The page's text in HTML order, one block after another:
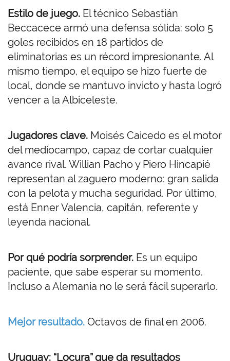
Estilo de juego. El técnico Sebastián
Beccacece armó una defensa sólida: solo 5
goles recibidos en 18 partidos de
eliminatorias es un récord impresionante. Al
mismo tiempo, el equipo se hizo fuerte de
local, donde se mantuvo invicto y hasta logró
vencer a la Albiceleste.
Jugadores clave. Moisés Caicedo es el motor
del mediocampo, capaz de cortar cualquier
avance rival. Willian Pacho y Piero Hincapié
representan al zaguero moderno: gran salida
con la pelota y mucha seguridad. Por último,
está Enner Valencia, capitán, referente y
leyenda nacional.
Por qué podría sorprender. Es un equipo
paciente, que sabe esperar su momento.
Incluso a Alemania no le será fácil superarlo.
Mejor resultado. Octavos de final en 2006.
Uruguay: “Locura” que da resultados